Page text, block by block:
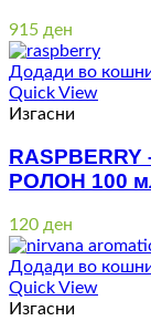
915 ден
Додади во
Quick View
Изгасни
РОЛОН 100
120 ден
Додади во
Quick View
Изгасни